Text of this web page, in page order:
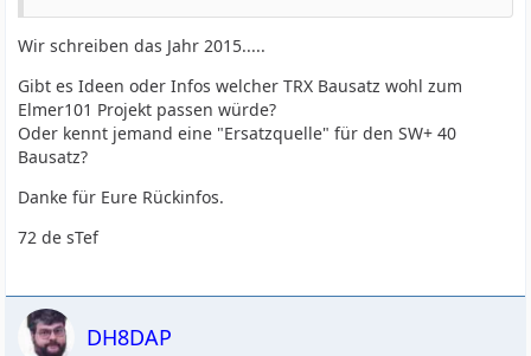
Wir schreiben das Jahr 2015.....
Gibt es Ideen oder Infos welcher TRX Bausatz wohl zum
Elmer101 Projekt passen würde?
Oder kennt jemand eine "Ersatzquelle" für den SW+ 40
Bausatz?
Danke für Eure Rückinfos.
72 de sTef
DH8DAP